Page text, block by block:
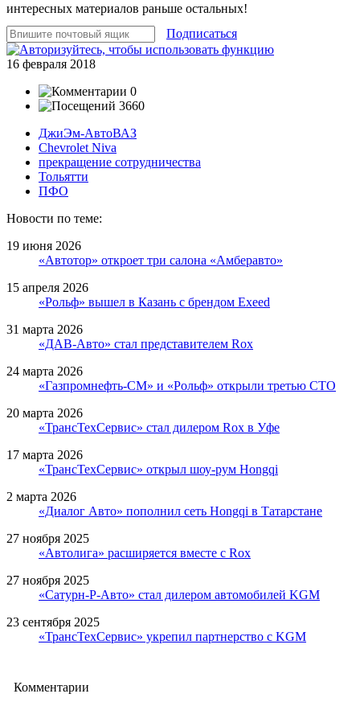
интересных материалов раньше остальных!
Подписаться
16 февраля 2018
0
3660
ДжиЭм-АвтоВАЗ
Chevrolet Niva
прекращение сотрудничества
Тольятти
ПФО
Новости по теме:
19 июня 2026
«Автотор» откроет три салона «Амберавто»
15 апреля 2026
«Рольф» вышел в Казань с брендом Exeed
31 марта 2026
«ДАВ-Авто» стал представителем Rox
24 марта 2026
«Газпромнефть-СМ» и «Рольф» открыли третью СТО
20 марта 2026
«ТрансТехСервис» стал дилером Rox в Уфе
17 марта 2026
«ТрансТехСервис» открыл шоу-рум Hongqi
2 марта 2026
«Диалог Авто» пополнил сеть Hongqi в Татарстане
27 ноября 2025
«Автолига» расширяется вместе с Rox
27 ноября 2025
«Сатурн-Р-Авто» стал дилером автомобилей KGM
23 сентября 2025
«ТрансТехСервис» укрепил партнерство с KGM
Комментарии